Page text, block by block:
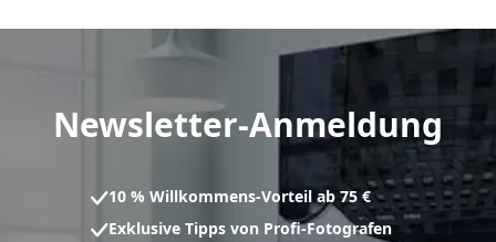
Newsletter-Anmeldung
10 % Willkommens-Vorteil ab 75 €
Exklusive Tipps von Profi-Fotografen